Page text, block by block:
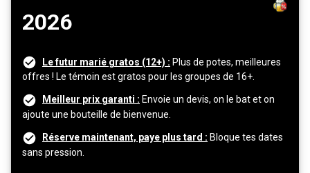
2026
Le futur marié gratos (12+) : Plus de potes, meilleures
offres ! Le témoin est gratos pour les groupes de 16+.
Meilleur prix garanti : Envoie un devis, on le bat et on
ajoute une bouteille de bienvenue.
Réserve maintenant, paye plus tard : Bloque tes dates
sans pression.